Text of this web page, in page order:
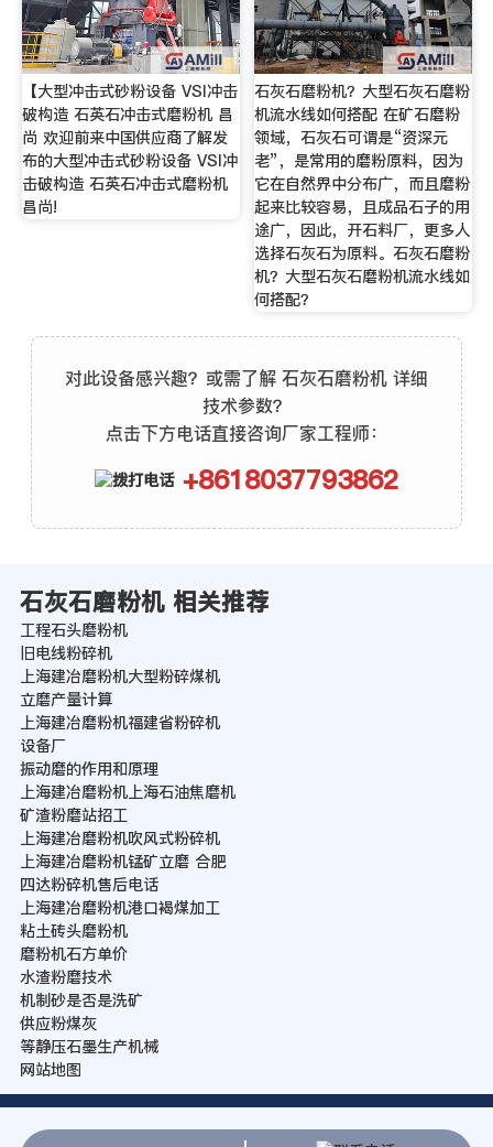
【大型冲击式砂粉设备 VSI冲击
破构造 石英石冲击式磨粉机 昌
尚 欢迎前来中国供应商了解发
布的大型冲击式砂粉设备 VSI冲
击破构造 石英石冲击式磨粉机
昌尚!
石灰石磨粉机？大型石灰石磨粉
机流水线如何搭配 在矿石磨粉
领域，石灰石可谓是“资深元
老”，是常用的磨粉原料，因为
它在自然界中分布广，而且磨粉
起来比较容易，且成品石子的用
途广，因此，开石料厂，更多人
选择石灰石为原料。石灰石磨粉
机？大型石灰石磨粉机流水线如
何搭配？
对此设备感兴趣？或需了解 石灰石磨粉机 详细
技术参数？
点击下方电话直接咨询厂家工程师：
+8618037793862
石灰石磨粉机 相关推荐
工程石头磨粉机
旧电线粉碎机
上海建冶磨粉机大型粉碎煤机
立磨产量计算
上海建冶磨粉机福建省粉碎机
设备厂
振动磨的作用和原理
上海建冶磨粉机上海石油焦磨机
矿渣粉磨站招工
上海建冶磨粉机吹风式粉碎机
上海建冶磨粉机锰矿立磨 合肥
四达粉碎机售后电话
上海建冶磨粉机港口褐煤加工
粘土砖头磨粉机
磨粉机石方单价
水渣粉磨技术
机制砂是否是洗矿
供应粉煤灰
等静压石墨生产机械
网站地图